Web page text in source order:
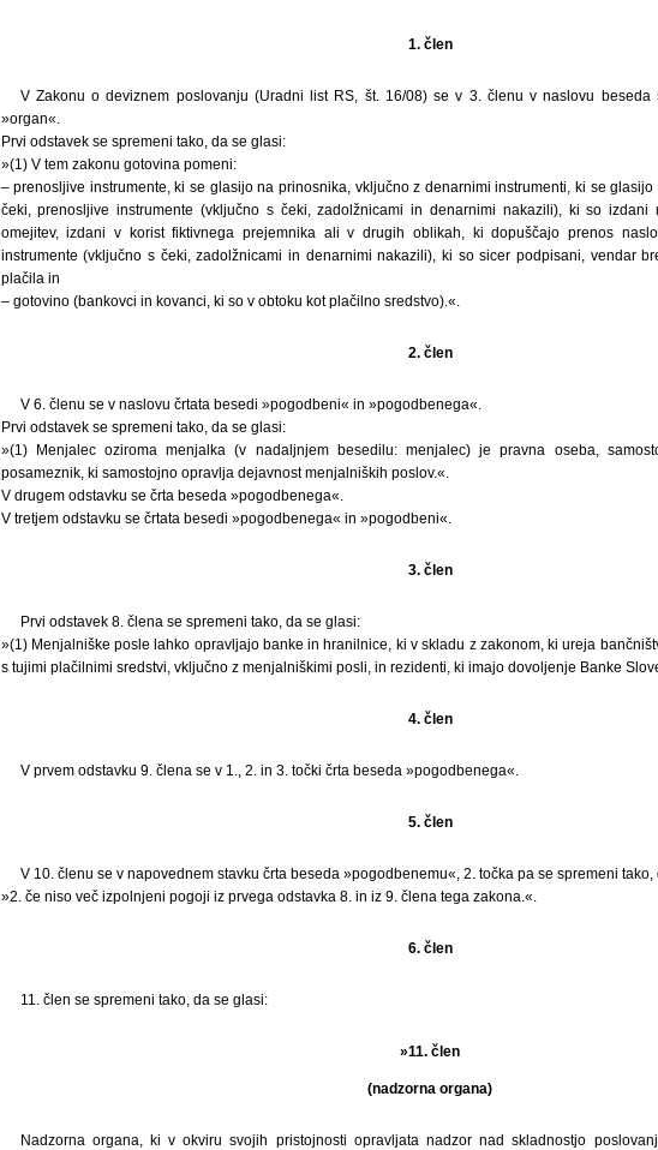
1. člen
V Zakonu o deviznem poslovanju (Uradni list RS, št. 16/08) se v 3. členu v naslovu beseda
»organ«.
Prvi odstavek se spremeni tako, da se glasi:
»(1) V tem zakonu gotovina pomeni:
– prenosljive instrumente, ki se glasijo na prinosnika, vključno z denarnimi instrumenti, ki se
čeki, prenosljive instrumente (vključno s čeki, zadolžnicami in denarnimi nakazili), ki so izdani
omejitev, izdani v korist fiktivnega prejemnika ali v drugih oblikah, ki dopuščajo prenos
instrumente (vključno s čeki, zadolžnicami in denarnimi nakazili), ki so sicer podpisani, vendar
plačila in
– gotovino (bankovci in kovanci, ki so v obtoku kot plačilno sredstvo).«.
2. člen
V 6. členu se v naslovu črtata besedi »pogodbeni« in »pogodbenega«.
Prvi odstavek se spremeni tako, da se glasi:
»(1) Menjalec oziroma menjalka (v nadaljnjem besedilu: menjalec) je pravna oseba,
posameznik, ki samostojno opravlja dejavnost menjalniških poslov.«.
V drugem odstavku se črta beseda »pogodbenega«.
V tretjem odstavku se črtata besedi »pogodbenega« in »pogodbeni«.
3. člen
Prvi odstavek 8. člena se spremeni tako, da se glasi:
»(1) Menjalniške posle lahko opravljajo banke in hranilnice, ki v skladu z zakonom, ki ureja
s tujimi plačilnimi sredstvi, vključno z menjalniškimi posli, in rezidenti, ki imajo dovoljenje Banke
4. člen
V prvem odstavku 9. člena se v 1., 2. in 3. točki črta beseda »pogodbenega«.
5. člen
V 10. členu se v napovednem stavku črta beseda »pogodbenemu«, 2. točka pa se spremeni tako,
»2. če niso več izpolnjeni pogoji iz prvega odstavka 8. in iz 9. člena tega zakona.«.
6. člen
11. člen se spremeni tako, da se glasi:
»11. člen
(nadzorna organa)
Nadzorna organa, ki v okviru svojih pristojnosti opravljata nadzor nad skladnostjo